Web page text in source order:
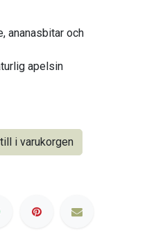
ananasbitar och
apelsin
i varukorgen